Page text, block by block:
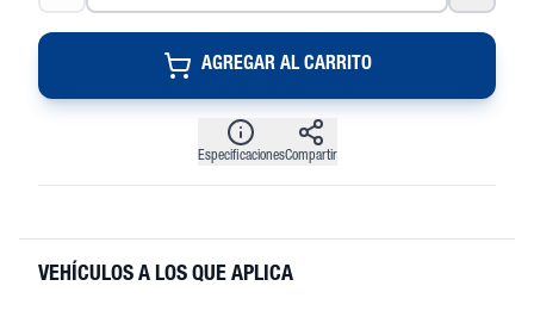
AGREGAR AL CARRITO
EspecificacionesCompartir
VEHÍCULOS A LOS QUE APLICA